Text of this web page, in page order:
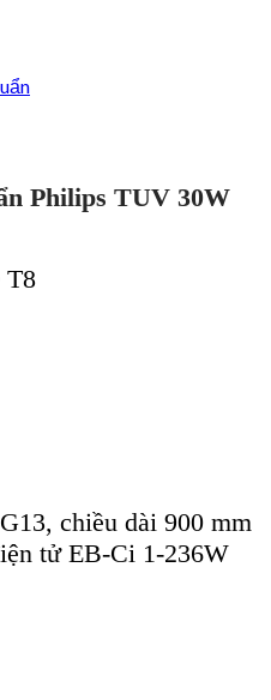
Philips TUV 30W
T8
chiều dài 900 mm
tử EB-Ci 1-236W